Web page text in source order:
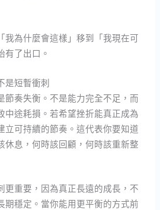
我為什麼會這樣」移到「我現在可
有了出口。
是短暫衝刺
節奏失衡。不是能力完全不足，而
中途耗損。若希望挫折能真正成為
立可持續的節奏。這代表你要知道
休息，何時該回顧，何時該重新整
更重要，因為真正長遠的成長，不
期穩定。當你能用更平衡的方式前